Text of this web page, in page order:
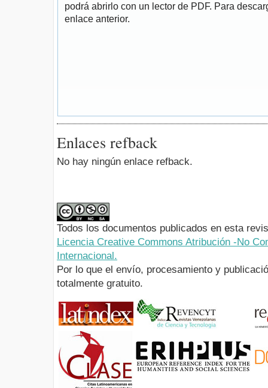
podrá abrirlo con un lector de PDF. Para
enlace anterior.
Enlaces refback
No hay ningún enlace refback.
Todos los documentos publicados en esta
Licencia Creative Commons Atribución -No
Internacional.
Por lo que el envío, procesamiento y
totalmente gratuito.